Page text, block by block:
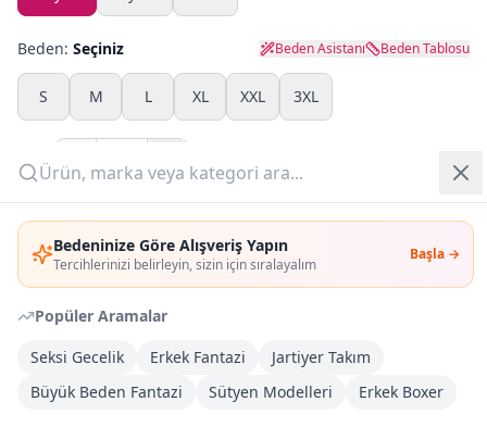
Bedeninize Göre Alışveriş Yapın
Tercihlerinizi belirleyin, sizin için sıralayalım
Başla →
Popüler Aramalar
Seksi Gecelik
Erkek Fantazi
Jartiyer Takım
Büyük Beden Fantazi
Sütyen Modelleri Erkek Boxer
Yeni Gelenler
Giriş Yap
Üye Ol
Beden: Seçiniz Beden Asistanı Beden Tablosu
S M L XL XXL 3XL
Adet:
Sepete Ekle
Şimdi Al
DHL Kargoya Teslim